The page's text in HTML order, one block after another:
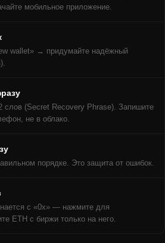
мобильное приложение.
wallet» → придумайте надёжный
слов (Secret Recovery Phrase). Запишите
не в облако.
порядке. Это защита от ошибок.
с «0x» — нажмите для
ETH с биржи только на него.